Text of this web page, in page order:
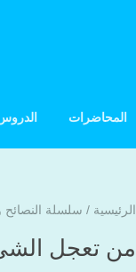
المحاضرات
الرئيسية / سلسلة النصائح
من تعجل